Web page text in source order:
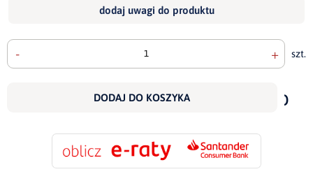
dodaj uwagi do produktu
- + szt.
DODAJ DO KOSZYKA
do